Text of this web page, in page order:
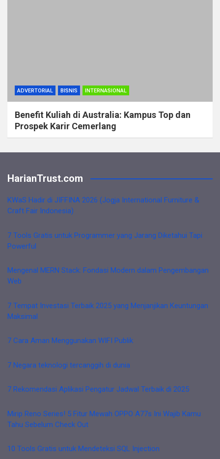
ADVERTORIAL BISNIS INTERNASIONAL
Benefit Kuliah di Australia: Kampus Top dan
Prospek Karir Cemerlang
HarianTrust.com
KWaS Hadir di JIFFINA 2026 (Jogja International Furniture &
Craft Fair Indonesia)
7 Tools Gratis untuk Programmer yang Jarang Diketahui Tapi
Powerful
Mengenal MERN Stack: Fondasi Modern dalam Pengembangan
Web
7 Tempat Investasi Terbaik 2025 yang Menjanjikan Keuntungan
Maksimal
7 Cara Aman Menggunakan WIFI Publik
7 Negara teknologi tercanggih di dunia
7 Rekomendasi Aplikasi Pengatur Jadwal Terbaik di 2025
Mirip Reno Series! 5 Fitur Mewah OPPO A77s Ini Wajib Kamu
Tahu Sebelum Check Out
10 Tools Gratis untuk Mendeteksi SQL Injection